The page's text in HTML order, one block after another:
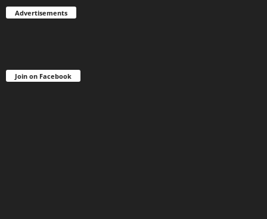
Advertisements
Join on Facebook